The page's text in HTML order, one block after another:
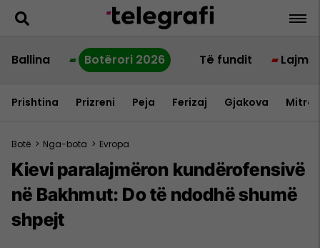
Ballina Botërori 2026 Të fundit Lajme
Prishtina Prizreni Peja Ferizaj Gjakova
Botë > Nga-bota > Evropa
Kievi paralajmëron kundërofensivë
në Bakhmut: Do të ndodhë shumë
shpejt